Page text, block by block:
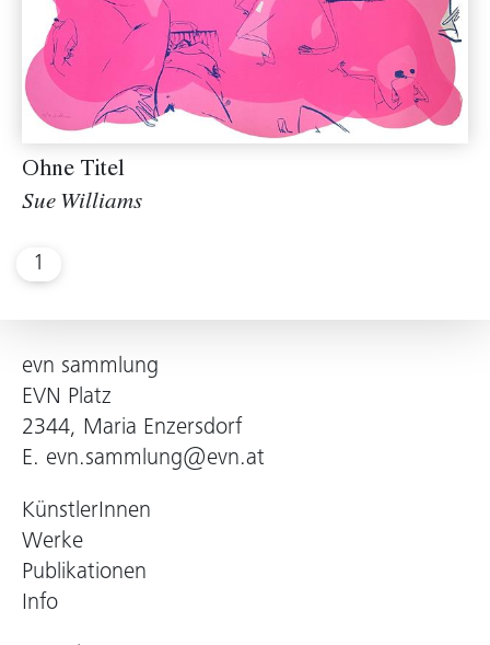
Ohne Titel
Sue Williams
1
evn sammlung
EVN Platz
2344, Maria Enzersdorf
E. evn.sammlung@evn.at
KünstlerInnen
Werke
Publikationen
Info